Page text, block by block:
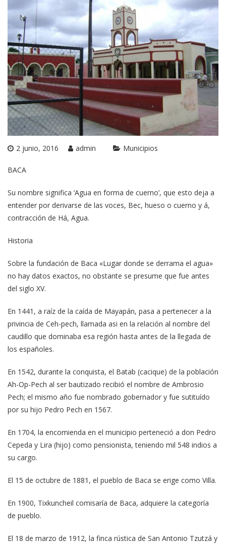
2 junio, 2016 admin Municipios
BACA
Su nombre significa ‘Agua en forma de cuerno’, que esto deja a
entender por derivarse de las voces, Bec, hueso o cuerno y á,
contracción de Há, Agua.
Historia
Sobre la fundación de Baca «Lugar donde se derrama el agua»
no hay datos exactos, no obstante se presume que fue antes
del siglo XV.
En 1441, a raíz de la caída de Mayapán, pasa a pertenecer a la
privincia de Ceh-pech, llamada asi en la relación al nombre del
caudillo que dominaba esa región hasta antes de la llegada de
los españoles.
En 1542, durante la conquista, el Batab (cacique) de la población
Ah-Op-Pech al ser bautizado recibió el nombre de Ambrosio
Pech; el mismo año fue nombrado gobernador y fue sutituído
por su hijo Pedro Pech en 1567.
En 1704, la encomienda en el municipio perteneció a don Pedro
Cepeda y Lira (hijo) como pensionista, teniendo mil 548 indios a
su cargo.
El 15 de octubre de 1881, el pueblo de Baca se erige como Villa.
En 1900, Tixkuncheil comisaría de Baca, adquiere la categoría
de pueblo.
El 18 de marzo de 1912, la finca rústica de San Antonio Tzutzá y